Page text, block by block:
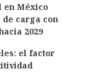
en México
carga con
2029
el factor